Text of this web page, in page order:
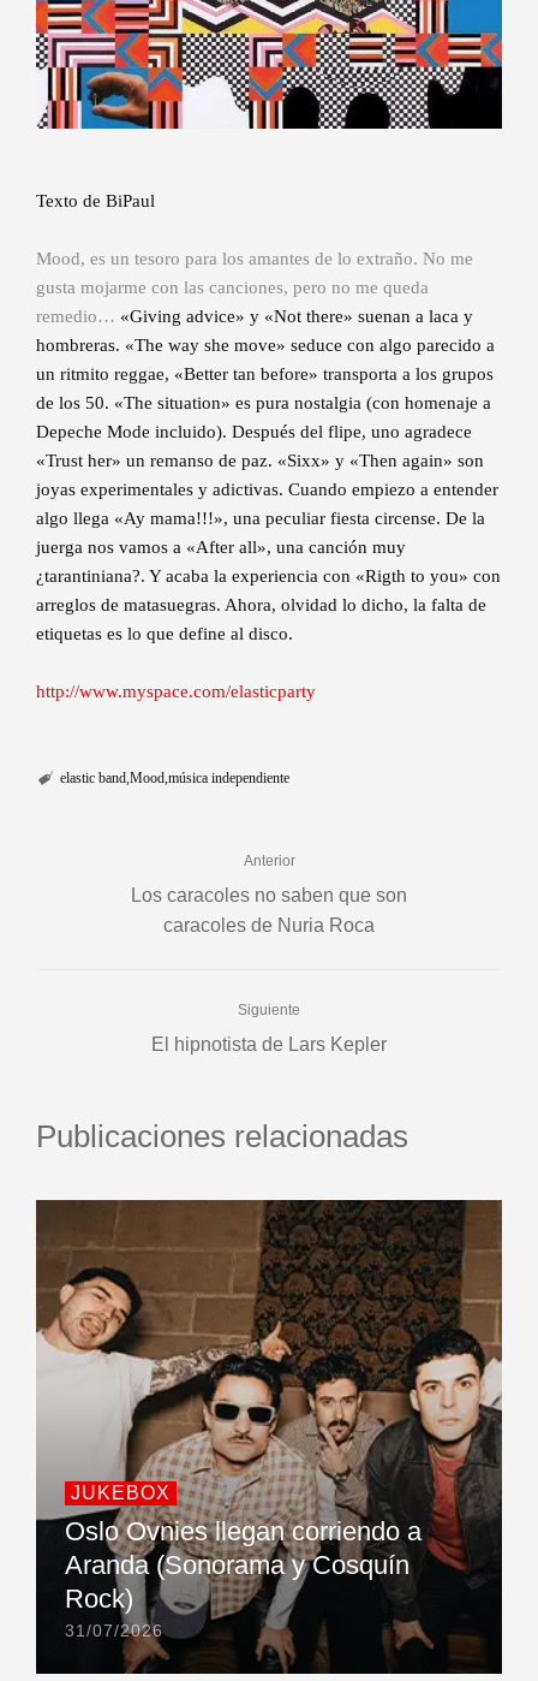
Texto de BiPaul
Mood, es un tesoro para los amantes de lo extraño. No me
gusta mojarme con las canciones, pero no me queda
remedio… «Giving advice» y «Not there» suenan a laca y
hombreras. «The way she move» seduce con algo parecido a
un ritmito reggae, «Better tan before» transporta a los grupos
de los 50. «The situation» es pura nostalgia (con homenaje a
Depeche Mode incluido). Después del flipe, uno agradece
«Trust her» un remanso de paz. «Sixx» y «Then again» son
joyas experimentales y adictivas. Cuando empiezo a entender
algo llega «Ay mama!!!», una peculiar fiesta circense. De la
juerga nos vamos a «After all», una canción muy
¿tarantiniana?. Y acaba la experiencia con «Rigth to you» con
arreglos de matasuegras. Ahora, olvidad lo dicho, la falta de
etiquetas es lo que define al disco.
http://www.myspace.com/elasticparty
elastic band Mood música independiente
Anterior
Los caracoles no saben que son
caracoles de Nuria Roca
Siguiente
El hipnotista de Lars Kepler
Publicaciones relacionadas
JUKEBOX
Oslo Ovnies llegan corriendo a
Aranda (Sonorama y Cosquín
Rock)
31/07/2026